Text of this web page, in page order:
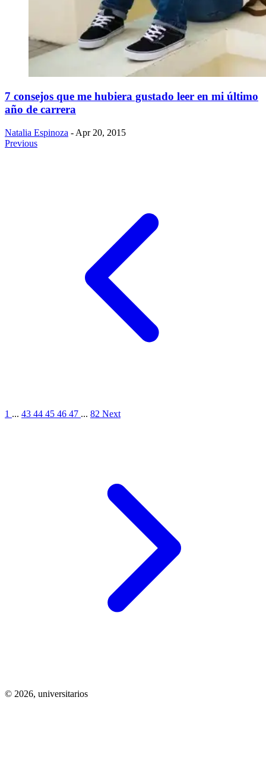
7 consejos que me hubiera gustado leer en mi último
año de carrera
Natalia Espinoza - Apr 20, 2015
Previous
1 ... 43 44 45 46 47 ... 82 Next
© 2026, universitarios